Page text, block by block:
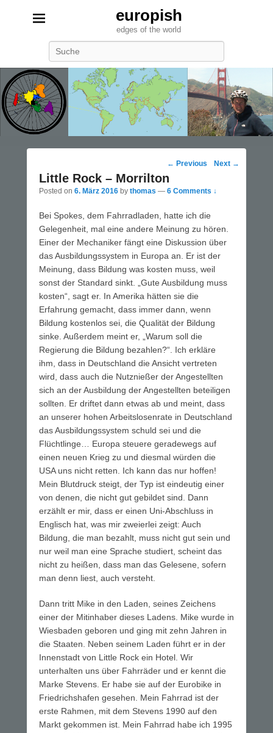
europish
edges of the world
Post
navigation
← Previous Next →
Little Rock – Morrilton
Posted on 6. März 2016 by thomas — 6 Comments ↓
Bei Spokes, dem Fahrradladen, hatte ich die
Gelegenheit, mal eine andere Meinung zu hören.
Einer der Mechaniker fängt eine Diskussion über
das Ausbildungssystem in Europa an. Er ist der
Meinung, dass Bildung was kosten muss, weil
sonst der Standard sinkt. „Gute Ausbildung muss
kosten“, sagt er. In Amerika hätten sie die
Erfahrung gemacht, dass immer dann, wenn
Bildung kostenlos sei, die Qualität der Bildung
sinke. Außerdem meint er, „Warum soll die
Regierung die Bildung bezahlen?“. Ich erkläre
ihm, dass in Deutschland die Ansicht vertreten
wird, dass auch die Nutznießer der Angestellten
sich an der Ausbildung der Angestellten beteiligen
sollten. Er driftet dann etwas ab und meint, dass
an unserer hohen Arbeitslosenrate in Deutschland
das Ausbildungssystem schuld sei und die
Flüchtlinge… Europa steuere geradewegs auf
einen neuen Krieg zu und diesmal würden die
USA uns nicht retten. Ich kann das nur hoffen!
Mein Blutdruck steigt, der Typ ist eindeutig einer
von denen, die nicht gut gebildet sind. Dann
erzählt er mir, dass er einen Uni-Abschluss in
Englisch hat, was mir zweierlei zeigt: Auch
Bildung, die man bezahlt, muss nicht gut sein und
nur weil man eine Sprache studiert, scheint das
nicht zu heißen, dass man das Gelesene, sofern
man denn liest, auch versteht.
Dann tritt Mike in den Laden, seines Zeichens
einer der Mitinhaber dieses Ladens. Mike wurde in
Wiesbaden geboren und ging mit zehn Jahren in
die Staaten. Neben seinem Laden führt er in der
Innenstadt von Little Rock ein Hotel. Wir
unterhalten uns über Fahrräder und er kennt die
Marke Stevens. Er habe sie auf der Eurobike in
Friedrichshafen gesehen. Mein Fahrrad ist der
erste Rahmen, mit dem Stevens 1990 auf den
Markt gekommen ist. Mein Fahrrad habe ich 1995